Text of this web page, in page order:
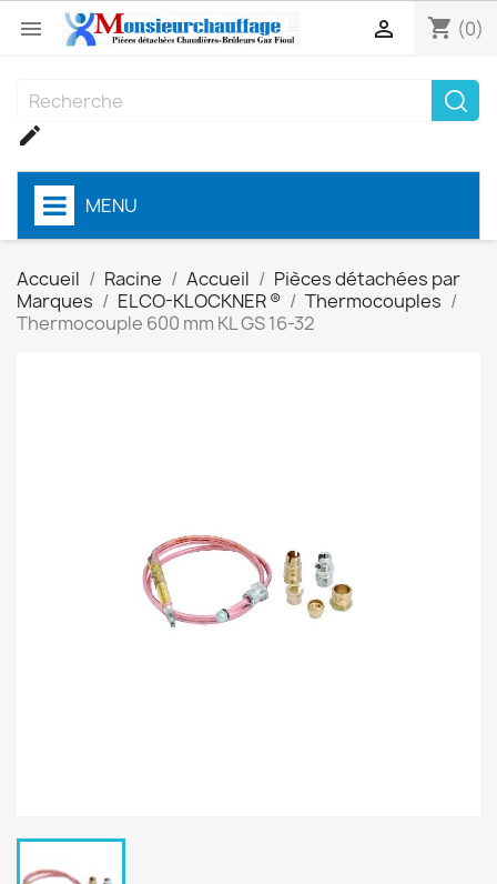
 shopping_cart (0)


MENU
Accueil Racine Accueil
Pièces détachées par
Marques
ELCO-KLOCKNER ®
Thermocouples
Thermocouple 600 mm KL GS 16-32